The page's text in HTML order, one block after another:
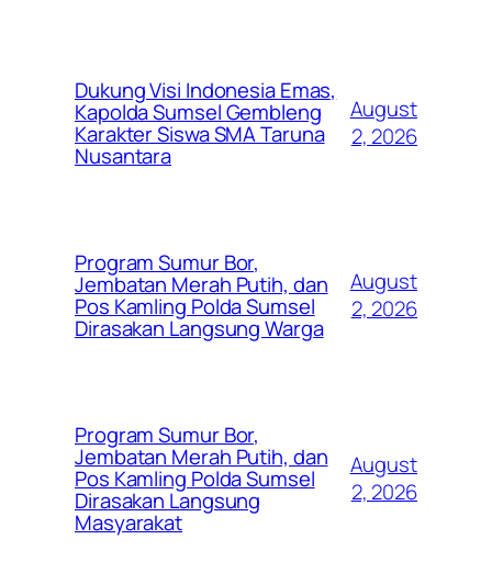
Dukung Visi Indonesia Emas,
Kapolda Sumsel Gembleng
Karakter Siswa SMA Taruna
Nusantara
August
2, 2026
Program Sumur Bor,
Jembatan Merah Putih, dan
Pos Kamling Polda Sumsel
Dirasakan Langsung Warga
August
2, 2026
Program Sumur Bor,
Jembatan Merah Putih, dan
Pos Kamling Polda Sumsel
Dirasakan Langsung
Masyarakat
August
2, 2026